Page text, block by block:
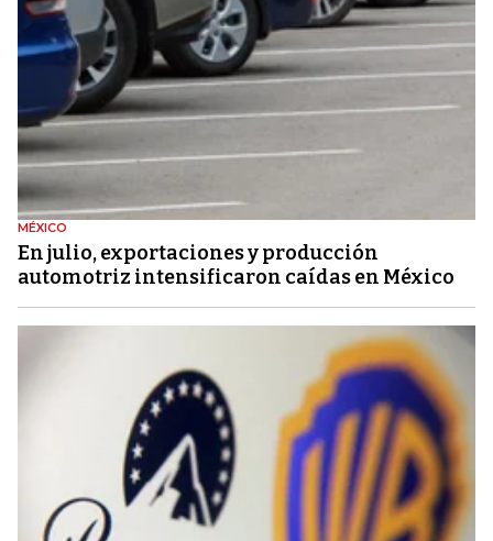
MÉXICO
En julio, exportaciones y producción
automotriz intensificaron caídas en México